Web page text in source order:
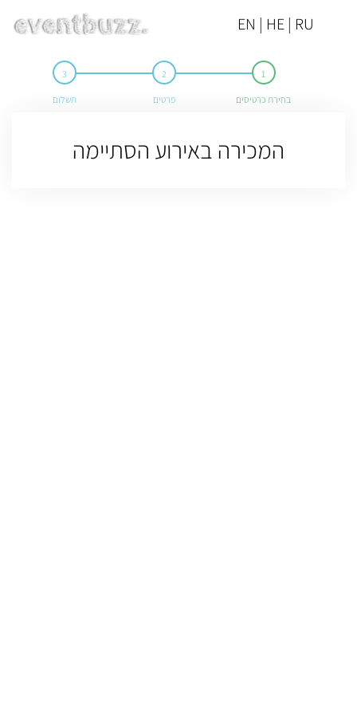
EN | HE | RU
בחירת כרטיסים פרטים תשלום
המכירה באירוע הסתיימה